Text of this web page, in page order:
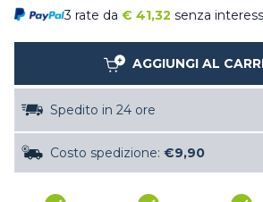
3 rate da € 41,32 senza
AGGIUNGI AL
Spedito in 24 ore
Costo spedizione: €9,90